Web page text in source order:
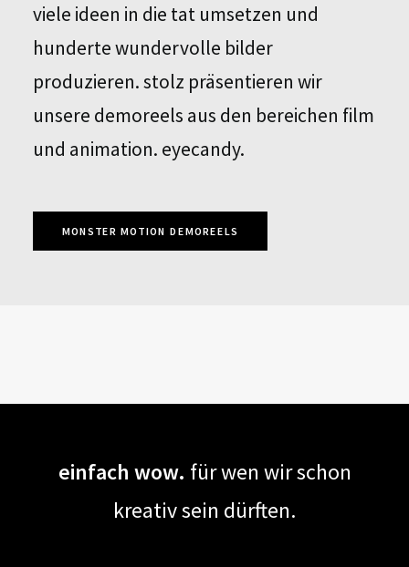
viele ideen in die tat umsetzen und
hunderte wundervolle bilder
produzieren. stolz präsentieren wir
unsere demoreels aus den bereichen film
und animation. eyecandy.
MONSTER MOTION DEMOREELS
einfach wow. für wen wir schon
kreativ sein dürften.